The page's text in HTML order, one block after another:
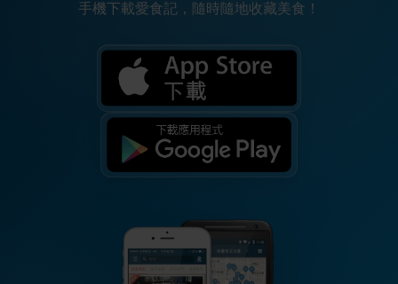
手機下載愛食記，隨時隨地收藏美食！